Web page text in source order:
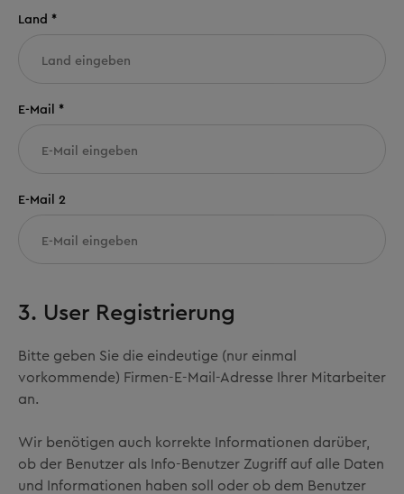
Land *
E-Mail *
E-Mail 2
3. User Registrierung
Bitte geben Sie die eindeutige (nur einmal
vorkommende) Firmen-E-Mail-Adresse Ihrer Mitarbeiter
an.
Wir benötigen auch korrekte Informationen darüber,
ob der Benutzer als Info-Benutzer Zugriff auf alle Daten
und Informationen haben soll oder ob dem Benutzer